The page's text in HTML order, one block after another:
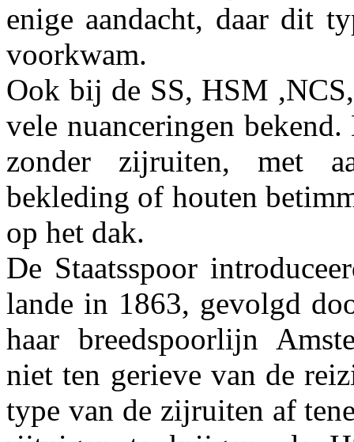
enige aandacht, daar dit
voorkwam.
Ook bij de SS, HSM
vele nuanceringen
zonder zijruiten, met
bekleding of houten
op het dak.
De Staatsspoor
lande in 1863, gevolgd
haar breedspoorlijn
niet ten gerieve van de
type van de zijruiten af